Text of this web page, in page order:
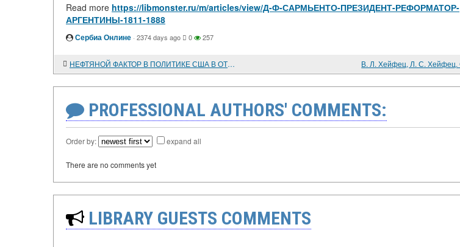
Read more https://libmonster.ru/m/articles/view/Д-Ф-САРМЬЕНТО-ПРЕЗИДЕНТ-РЕФОРМАТОР-
АРГЕНТИНЫ-1811-1888
Сербиа Онлине · 2374 days ago 0 257
НЕФТЯНОЙ ФАКТОР В ПОЛИТИКЕ США В ОТНОШЕНИИ САУДОВСКОЙ АРАВИИ И АНГЛО-АМЕРИКАНСКОЕ НЕФТЯНОЕ СОГЛАШЕНИЕ 1944 года
PROFESSIONAL AUTHORS' COMMENTS:
Order by: expand all
There are no comments yet
LIBRARY GUESTS COMMENTS